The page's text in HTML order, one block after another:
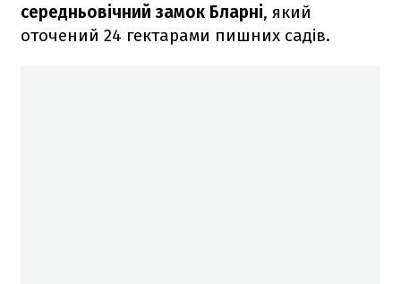
середньовічний замок Бларні, який
оточений 24 гектарами пишних садів.